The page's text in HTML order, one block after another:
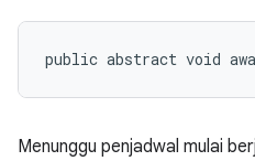
public abstract void
Menunggu penjadwal mulai